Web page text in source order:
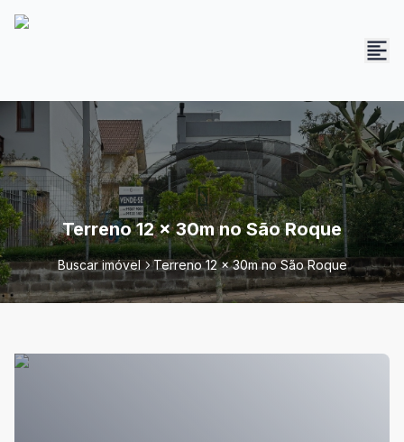
Terreno 12 x 30m no São Roque
Buscar imóvel Terreno 12 x 30m no São Roque